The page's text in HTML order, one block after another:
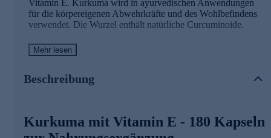
Vitamin E. Kurkuma wird in ayurvedischen Anwendungen
für die körpereigenen Abwehrkräfte und des Wohlbefindens
verwendet. Die Wurzel enthält natürliche Curcuminoide.
Kurkuma mit Vitamin E - Zutaten und
Kurkumaextrakt (Curcuma longa) – 300 mg pro
Vitamin E trägt dazu bei, die Zellen vor oxidativem
Stress zu schützen
Mehr lesen
Beschreibung
Kurkuma mit Vitamin E - 180 Kapseln